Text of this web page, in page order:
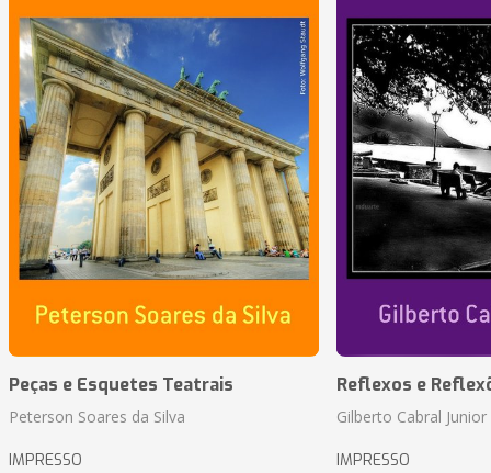
Peças e Esquetes Teatrais
Peterson Soares da Silva
IMPRESSO
Reflexos e
Gilberto Cabral Junior
IMPRESSO